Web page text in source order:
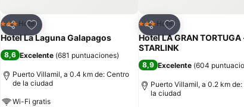
Compartir
Agregar a favoritos
3 Estrellas
Hotel
Hotel La Laguna Galapagos
8,6 Excelente (681 puntuaciones)
Puerto Villamil, a 0.4 km de: Centro
de la ciudad
Wi-Fi gratis
Compartir
Agregar a
3 Estrellas
Hotel
Hotel LA GRAN
STARLINK
8,9 Excelente (604
Puerto Villamil, a 0.2 km
la ciudad